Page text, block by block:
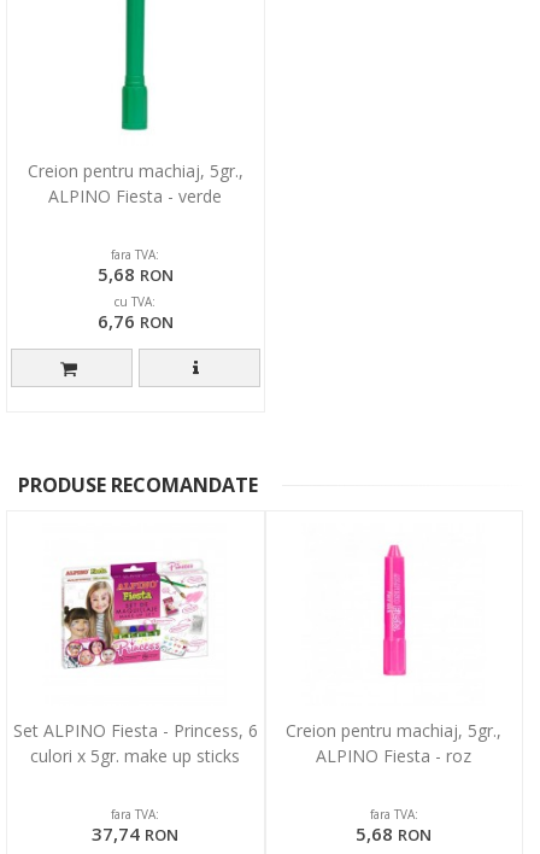
Creion pentru machiaj, 5gr.,
ALPINO Fiesta - verde
fara TVA:
5,68 RON
cu TVA:
6,76 RON
PRODUSE RECOMANDATE
Set ALPINO Fiesta - Princess, 6
culori x 5gr. make up sticks
fara TVA:
37,74 RON
Creion pentru machiaj, 5gr.,
ALPINO Fiesta - roz
fara TVA:
5,68 RON